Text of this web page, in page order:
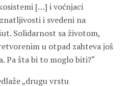
[…] i voćnjaci
i svedeni na
Solidarnost sa životom,
u otpad zahteva još
Pa šta bi to moglo biti?“
„drugu vrstu